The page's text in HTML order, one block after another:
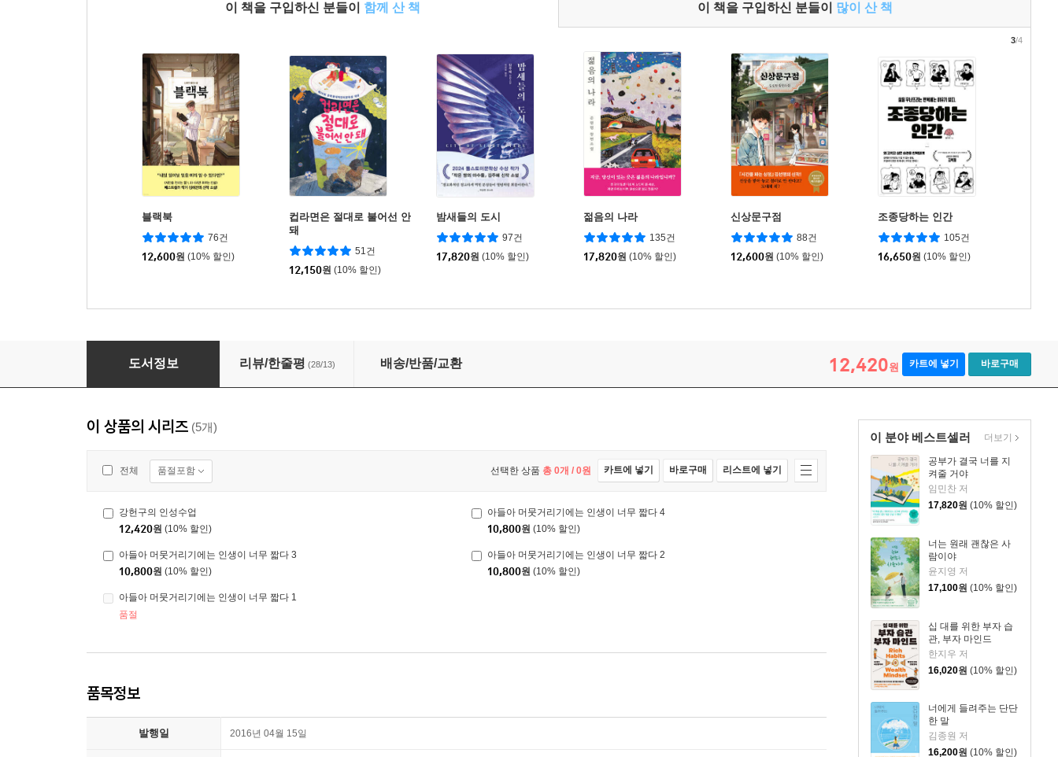
이 책을 구입하신 분들이 함께 산 책 이 책을 구입하신 분들이 많이 산 책
블랙북
76건
12,600원 (10% 할인)
컵라면은 절대로 불어선 안
돼
51건
12,150원 (10% 할인)
밤새들의 도시
97건
17,820원 (10% 할인)
젊음의 나라
135건
17,820원 (10% 할인)
신상문구점
88건
12,600원 (10% 할인)
조종당하는 인간
105건
16,650원 (10% 할인)
3/4
강헌구의 인성수업
도서정보 리뷰/한줄평 (28/13) 배송/반품/교환 12,420원 카트에 넣기 바로구매
이 분야 베스트셀러
공부가 결국 너를 지
켜줄 거야
임민찬 저
17,820원 (10% 할인)
너는 원래 괜찮은 사
람이야
윤지영 저
17,100원 (10% 할인)
십 대를 위한 부자 습
관, 부자 마인드
한지우 저
16,020원 (10% 할인)
너에게 들려주는 단단
한 말
김종원 저
16,200원 (10% 할인)
더보기
이 상품의 시리즈 (5개)
전체 품절포함 선택한 상품 총 0개 / 0원 카트에 넣기 바로구매 리스트에 넣기
강헌구의 인성수업
12,420원 (10% 할인)
아들아 머뭇거리기에는 인생이 너무 짧다 4
10,800원 (10% 할인)
아들아 머뭇거리기에는 인생이 너무 짧다 3
10,800원 (10% 할인)
아들아 머뭇거리기에는 인생이 너무 짧다 2
10,800원 (10% 할인)
아들아 머뭇거리기에는 인생이 너무 짧다 1
품절
품목정보
발행일 2016년 04월 15일